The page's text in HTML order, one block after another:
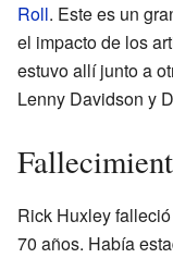
Roll. Este es un
el impacto de los
estuvo allí junto a
Lenny Davidson y
Rick Huxley
70 años. Había